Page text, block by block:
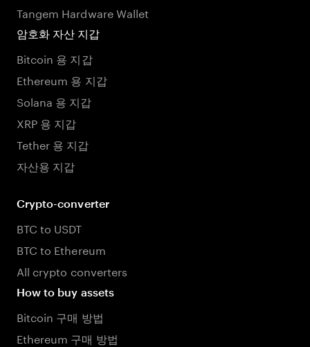
Tangem Hardware Wallet
암호화 자산 지갑
Bitcoin 용 지갑
Ethereum 용 지갑
Solana 용 지갑
XRP 용 지갑
Tether 용 지갑
자산용 지갑
Crypto-converter
BTC to USDT
BTC to Ethereum
All crypto converters
How to buy assets
Bitcoin 구매 방법
Ethereum 구매 방법